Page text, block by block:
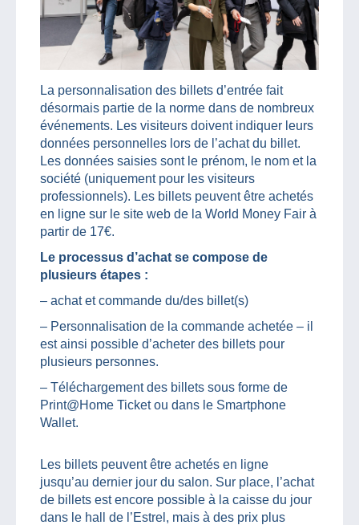
La personnalisation des billets d’entrée fait
désormais partie de la norme dans de nombreux
événements. Les visiteurs doivent indiquer leurs
données personnelles lors de l’achat du billet.
Les données saisies sont le prénom, le nom et la
société (uniquement pour les visiteurs
professionnels). Les billets peuvent être achetés
en ligne sur le site web de la World Money Fair à
partir de 17€.
Le processus d’achat se compose de
plusieurs étapes :
– achat et commande du/des billet(s)
– Personnalisation de la commande achetée – il
est ainsi possible d’acheter des billets pour
plusieurs personnes.
– Téléchargement des billets sous forme de
Print@Home Ticket ou dans le Smartphone
Wallet.
Les billets peuvent être achetés en ligne
jusqu’au dernier jour du salon. Sur place, l’achat
de billets est encore possible à la caisse du jour
dans le hall de l’Estrel, mais à des prix plus